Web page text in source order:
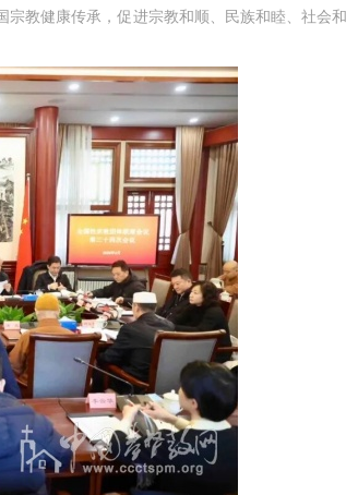
教健康传承，促进宗教和顺、民族和睦、社会和